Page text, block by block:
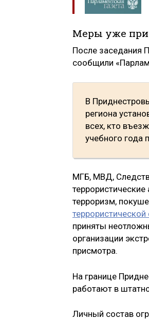
Меры уже
После заседания
сообщили
В
региона
всех, кто
учебного года
МГБ, МВД,
терроризм,
приняты
организации
присмотра.
На границе
работают в
Личный состав